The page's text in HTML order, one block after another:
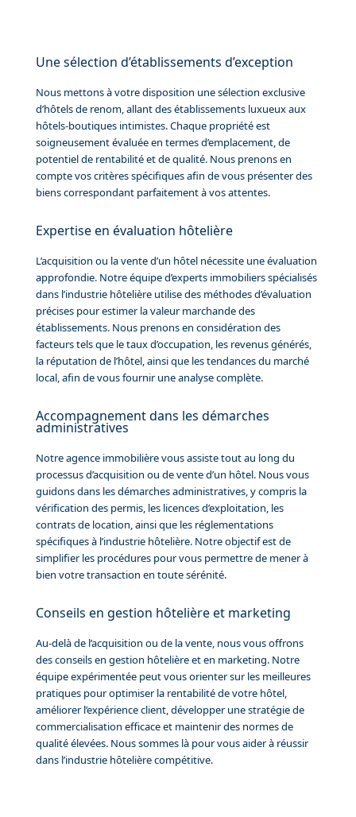
Une sélection d’établissements d’exception
Nous mettons à votre disposition une sélection exclusive
d’hôtels de renom, allant des établissements luxueux aux
hôtels-boutiques intimistes. Chaque propriété est
soigneusement évaluée en termes d’emplacement, de
potentiel de rentabilité et de qualité. Nous prenons en
compte vos critères spécifiques afin de vous présenter des
biens correspondant parfaitement à vos attentes.
Expertise en évaluation hôtelière
L’acquisition ou la vente d’un hôtel nécessite une évaluation
approfondie. Notre équipe d’experts immobiliers spécialisés
dans l’industrie hôtelière utilise des méthodes d’évaluation
précises pour estimer la valeur marchande des
établissements. Nous prenons en considération des
facteurs tels que le taux d’occupation, les revenus générés,
la réputation de l’hôtel, ainsi que les tendances du marché
local, afin de vous fournir une analyse complète.
Accompagnement dans les démarches
administratives
Notre agence immobilière vous assiste tout au long du
processus d’acquisition ou de vente d’un hôtel. Nous vous
guidons dans les démarches administratives, y compris la
vérification des permis, les licences d’exploitation, les
contrats de location, ainsi que les réglementations
spécifiques à l’industrie hôtelière. Notre objectif est de
simplifier les procédures pour vous permettre de mener à
bien votre transaction en toute sérénité.
Conseils en gestion hôtelière et marketing
Au-delà de l’acquisition ou de la vente, nous vous offrons
des conseils en gestion hôtelière et en marketing. Notre
équipe expérimentée peut vous orienter sur les meilleures
pratiques pour optimiser la rentabilité de votre hôtel,
améliorer l’expérience client, développer une stratégie de
commercialisation efficace et maintenir des normes de
qualité élevées. Nous sommes là pour vous aider à réussir
dans l’industrie hôtelière compétitive.